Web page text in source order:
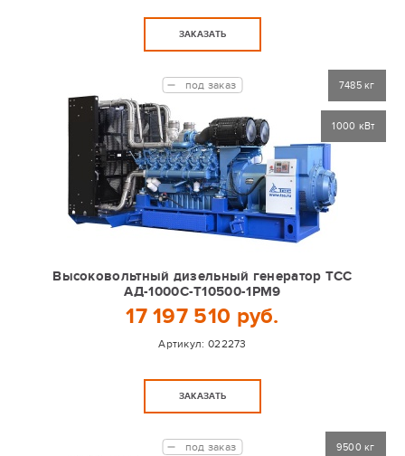
ЗАКАЗАТЬ
Высоковольтный дизельный генератор ТСС
АД-1000С-Т10500-1РМ9
17 197 510 руб.
Артикул: 022273
под заказ
ЗАКАЗАТЬ
7485 кг
1000 кВт
под заказ 9500 кг